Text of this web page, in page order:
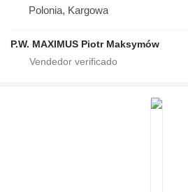
Polonia, Kargowa
P.W. MAXIMUS Piotr Maksymów